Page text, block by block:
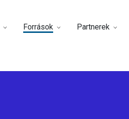
Források Partnerek